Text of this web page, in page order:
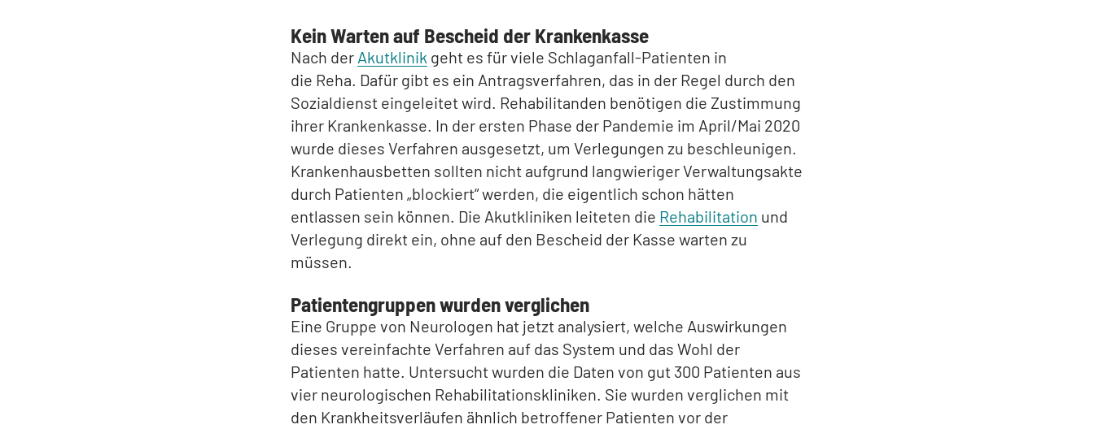
Kein Warten auf Bescheid der Krankenkasse
Nach der Akutklinik geht es für viele Schlaganfall-Patienten in
die Reha. Dafür gibt es ein Antragsverfahren, das in der Regel durch den
Sozialdienst eingeleitet wird. Rehabilitanden benötigen die Zustimmung
ihrer Krankenkasse. In der ersten Phase der Pandemie im April/Mai 2020
wurde dieses Verfahren ausgesetzt, um Verlegungen zu beschleunigen.
Krankenhausbetten sollten nicht aufgrund langwieriger Verwaltungsakte
durch Patienten „blockiert“ werden, die eigentlich schon hätten
entlassen sein können. Die Akutkliniken leiteten die Rehabilitation und
Verlegung direkt ein, ohne auf den Bescheid der Kasse warten zu
müssen.
Patientengruppen wurden verglichen
Eine Gruppe von Neurologen hat jetzt analysiert, welche Auswirkungen
dieses vereinfachte Verfahren auf das System und das Wohl der
Patienten hatte. Untersucht wurden die Daten von gut 300 Patienten aus
vier neurologischen Rehabilitationskliniken. Sie wurden verglichen mit
den Krankheitsverläufen ähnlich betroffener Patienten vor der